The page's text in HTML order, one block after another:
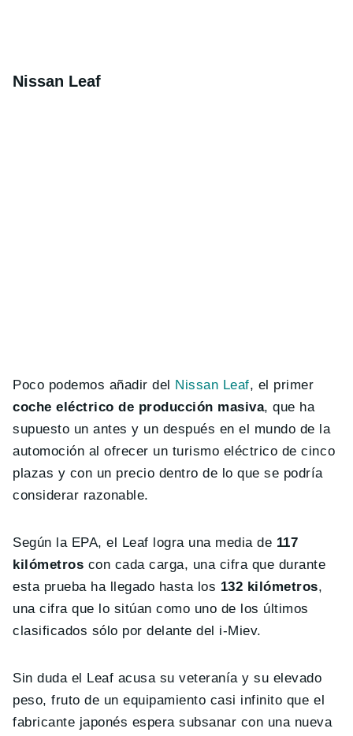
Nissan Leaf
Poco podemos añadir del Nissan Leaf, el primer
coche eléctrico de producción masiva, que ha
supuesto un antes y un después en el mundo de la
automoción al ofrecer un turismo eléctrico de cinco
plazas y con un precio dentro de lo que se podría
considerar razonable.
Según la EPA, el Leaf logra una media de 117
kilómetros con cada carga, una cifra que durante
esta prueba ha llegado hasta los 132 kilómetros,
una cifra que lo sitúan como uno de los últimos
clasificados sólo por delante del i-Miev.
Sin duda el Leaf acusa su veteranía y su elevado
peso, fruto de un equipamiento casi infinito que el
fabricante japonés espera subsanar con una nueva